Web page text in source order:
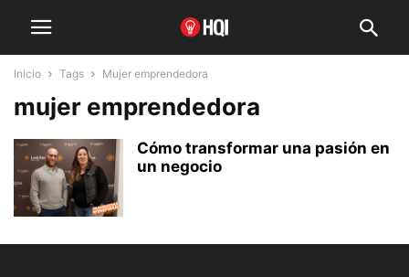
Inicio Tags Mujer emprendedora
mujer emprendedora
Cómo transformar una pasión en
un negocio